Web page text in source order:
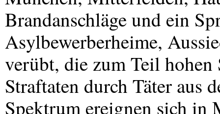
Brandanschläge und ein
Asylbewerberheime,
verübt, die zum Teil hohen
Straftaten durch Täter aus
Spektrum ereignen sich in